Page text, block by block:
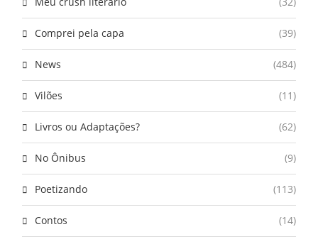
Comprei pela capa (39)
News (484)
Vilões (11)
Livros ou Adaptações? (62)
No Ônibus (9)
Poetizando (113)
Contos (14)